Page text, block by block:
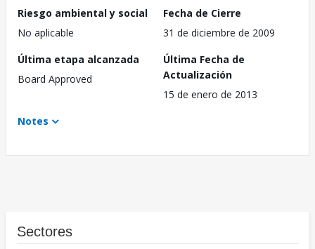
Riesgo ambiental y social
No aplicable
Fecha de Cierre
31 de diciembre de 2009
Última etapa alcanzada
Board Approved
Última Fecha de
Actualización
15 de enero de 2013
Notes
Sectores